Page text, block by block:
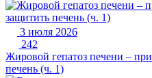
3 июля 2026
242
Жировой гепатоз печени –
печень (ч. 1)